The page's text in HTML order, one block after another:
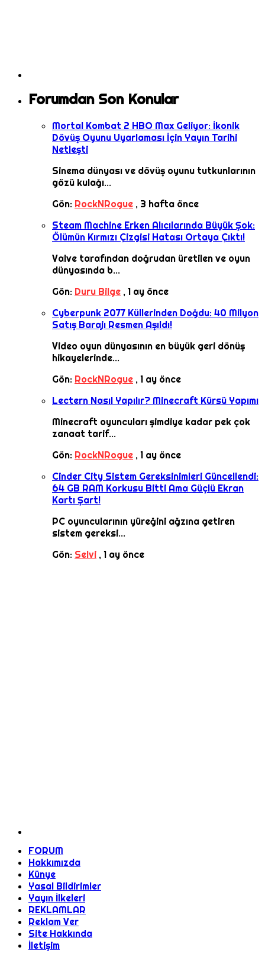
Forumdan Son Konular
Mortal Kombat 2 HBO Max Geliyor: İkonik
Dövüş Oyunu Uyarlaması İçin Yayın Tarihi
Netleşti
Sinema dünyası ve dövüş oyunu tutkunlarının
gözü kulağı...
Gön: RockNRogue , 3 hafta önce
Steam Machine Erken Alıcılarında Büyük Şok:
Ölümün Kırmızı Çizgisi Hatası Ortaya Çıktı!
Valve tarafından doğrudan üretilen ve oyun
dünyasında b...
Gön: Duru Bilge , 1 ay önce
Cyberpunk 2077 Küllerinden Doğdu: 40 Milyon
Satış Barajı Resmen Aşıldı!
Video oyun dünyasının en büyük geri dönüş
hikayelerinde...
Gön: RockNRogue , 1 ay önce
Lectern Nasıl Yapılır? Minecraft Kürsü Yapımı
Minecraft oyuncuları şimdiye kadar pek çok
zanaat tarif...
Gön: RockNRogue , 1 ay önce
Cinder City Sistem Gereksinimleri Güncellendi:
64 GB RAM Korkusu Bitti Ama Güçlü Ekran
Kartı Şart!
PC oyuncularının yüreğini ağzına getiren
sistem gereksi...
Gön: Selvi , 1 ay önce
FORUM
Hakkımızda
Künye
Yasal Bildirimler
Yayın İlkeleri
REKLAMLAR
Reklam Ver
Site Hakkında
İletişim